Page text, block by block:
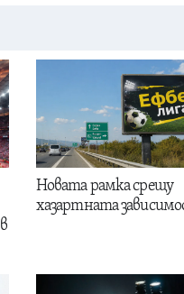
Новата рамка срещу
хазартната